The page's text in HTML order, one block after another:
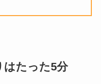
はたった5分